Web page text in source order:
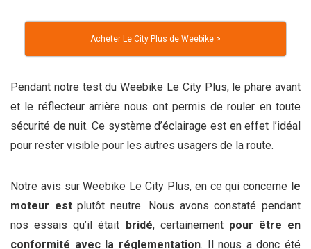
Acheter Le City Plus de Weebike >
Pendant notre test du Weebike Le City Plus, le phare avant
et le réflecteur arrière nous ont permis de rouler en toute
sécurité de nuit. Ce système d’éclairage est en effet l’idéal
pour rester visible pour les autres usagers de la route.
Notre avis sur Weebike Le City Plus, en ce qui concerne le
moteur estplutôt neutre. Nous avons constaté pendant
nos essais qu’il était bridé, certainement pour être en
conformité avec la réglementation. Il nous a donc été